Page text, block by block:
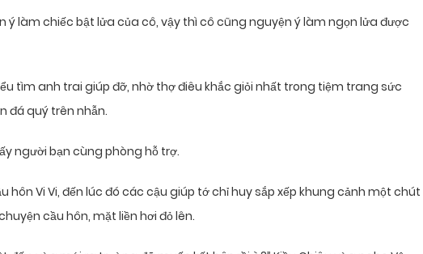
ý làm chiếc bật lửa của cô, vậy thì cô cũng nguyện ý làm ngọn lửa được
tìm anh trai giúp đỡ, nhờ thợ điêu khắc giỏi nhất trong tiệm trang sức
đá quý trên nhẫn.
người bạn cùng phòng hỗ trợ.
hôn Vi Vi, đến lúc đó các cậu giúp tớ chỉ huy sắp xếp khung cảnh một chút
cầu hôn, mặt liền hơi đỏ lên.